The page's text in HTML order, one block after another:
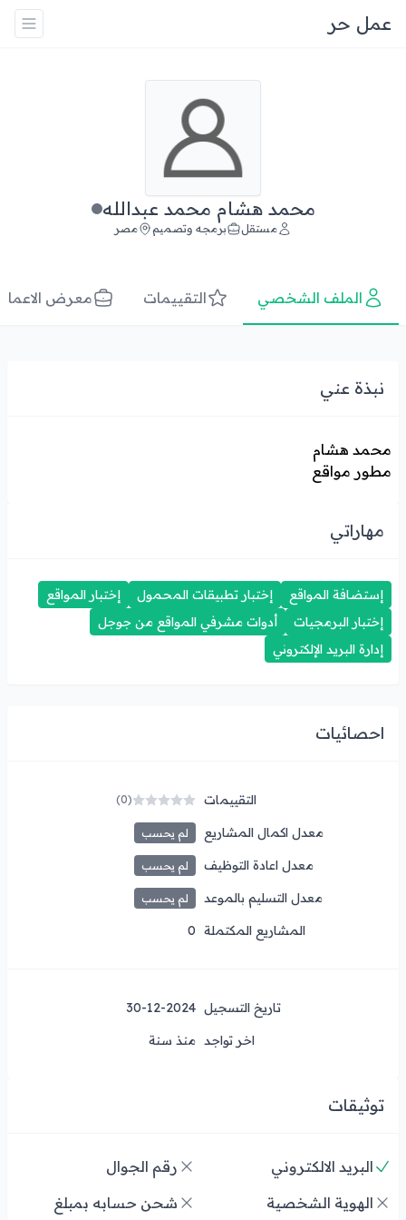
عمل حر
محمد هشام محمد عبدالله
مستقل برمجه وتصميم مصر
الملف الشخصي التقييمات معرض
نبذة عني
محمد هشام
مطور مواقع
مهاراتي
إستضافة المواقع إختبار تطبيقات المحمول
إختبار المواقع
إختبار البرمجيات
أدوات مشرفي المواقع من جوجل
إدارة البريد الإلكتروني
احصائيات
التقييمات (0)
معدل اكمال المشاريع لم يحسب
معدل اعادة التوظيف لم يحسب
معدل التسليم بالموعد لم يحسب
المشاريع المكتملة 0
تاريخ التسجيل 30-12-2024
اخر تواجد منذ سنة
توثيقات
البريد الالكتروني
رقم الجوال
الهوية الشخصية
شحن حسابه بمبلغ